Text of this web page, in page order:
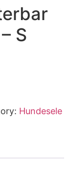
S
Hundesele